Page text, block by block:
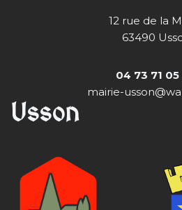
12 rue de la
63490
04 73 71 05
mairie-
Usson